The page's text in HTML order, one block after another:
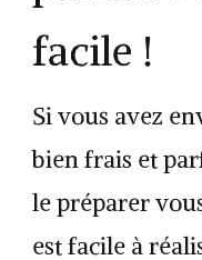
facile !
Si vous avez
bien frais et
le préparer
est facile à